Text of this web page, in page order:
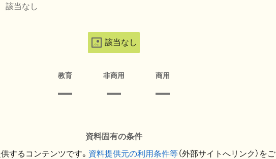
該当なし
該当なし
教育 非商用 商用
資料固有の条件
するコンテンツです。 資料提供元の利用条件等（外部サイトへリンク）をご